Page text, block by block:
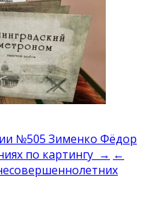
№505 Зименко Фёдор
по картингу → ←